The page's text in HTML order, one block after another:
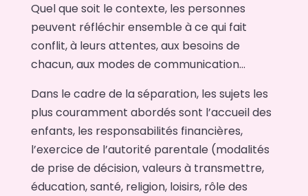
Quel que soit le contexte, les personnes
peuvent réfléchir ensemble à ce qui fait
conflit, à leurs attentes, aux besoins de
chacun, aux modes de communication…
Dans le cadre de la séparation, les sujets les
plus couramment abordés sont l’accueil des
enfants, les responsabilités financières,
l’exercice de l’autorité parentale (modalités
de prise de décision, valeurs à transmettre,
éducation, santé, religion, loisirs, rôle des